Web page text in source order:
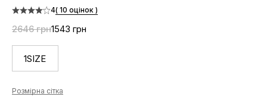
4( 10 оцінок )
2646 грн1543 грн
1SIZE
Розмірна сітка